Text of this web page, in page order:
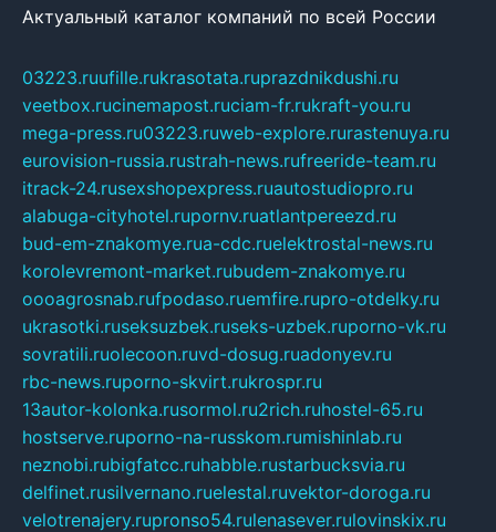
Актуальный каталог компаний по всей России
03223.ruufille.rukrasotata.ruprazdnikdushi.ru
veetbox.rucinemapost.ruciam-fr.rukraft-you.ru
mega-press.ru03223.ruweb-explore.rurastenuya.ru
eurovision-russia.rustrah-news.rufreeride-team.ru
itrack-24.rusexshopexpress.ruautostudiopro.ru
alabuga-cityhotel.rupornv.ruatlantpereezd.ru
bud-em-znakomye.rua-cdc.ruelektrostal-news.ru
korolevremont-market.rubudem-znakomye.ru
oooagrosnab.rufpodaso.ruemfire.rupro-otdelky.ru
ukrasotki.ruseksuzbek.ruseks-uzbek.ruporno-vk.ru
sovratili.ruolecoon.ruvd-dosug.ruadonyev.ru
rbc-news.ruporno-skvirt.rukrospr.ru
13autor-kolonka.rusormol.ru2rich.ruhostel-65.ru
hostserve.ruporno-na-russkom.rumishinlab.ru
neznobi.rubigfatcc.ruhabble.rustarbucksvia.ru
delfinet.rusilvernano.ruelestal.ruvektor-doroga.ru
velotrenajery.rupronso54.rulenasever.rulovinskix.ru